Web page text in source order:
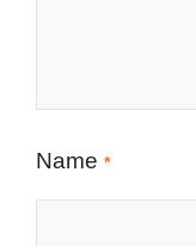
Name *